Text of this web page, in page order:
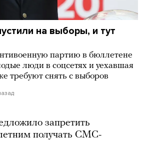
на выборы, и тут
партию в бюллетене
люди в соцсетях и уехавшая
требуют снять с выборов
запретить
получать СМС-